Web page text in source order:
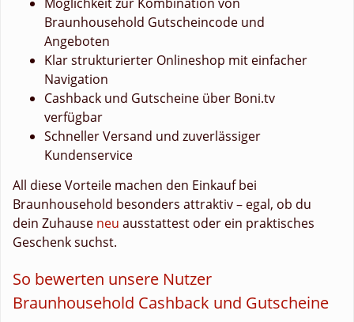
Braunhousehold Gutscheincode und
Angeboten
Klar strukturierter Onlineshop mit einfacher
Navigation
Cashback und Gutscheine über Boni.tv
verfügbar
Schneller Versand und zuverlässiger
Kundenservice
All diese Vorteile machen den Einkauf bei
Braunhousehold besonders attraktiv – egal, ob du
dein Zuhause neu ausstattest oder ein praktisches
Geschenk suchst.
So bewerten unsere Nutzer
Braunhousehold Cashback und Gutscheine